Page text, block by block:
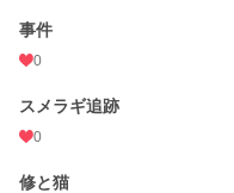
事件
0
スメラギ追跡
0
修と猫